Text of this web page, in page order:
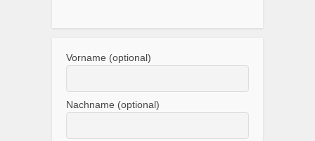
Vorname (optional)
Nachname (optional)